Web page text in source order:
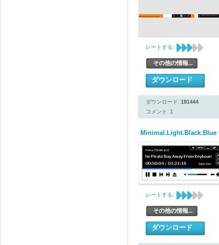
レートする:
その他の情報...
ダウンロード
ダウンロード: 181444
コメント: 1
Minimal.Light.Black.Blue
レートする:
その他の情報...
ダウンロード